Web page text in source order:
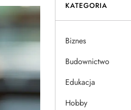
KATEGORIA
Biznes
Budownictwo
Edukacja
Hobby